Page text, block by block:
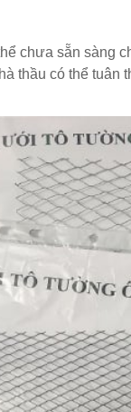
chưa sẵn sàng
thầu có thể tuân